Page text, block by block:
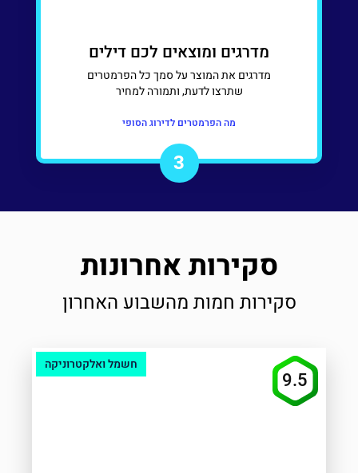
מדרגים ומוצאים לכם דילים
מדרגים את המוצר על סמך כל הפרמטרים
שתרצו לדעת, ותמורה למחיר
מה הפרמטרים לדירוג הסופי
3
סקירות אחרונות
סקירות חמות מהשבוע האחרון
חשמל ואלקטרוניקה
9.5